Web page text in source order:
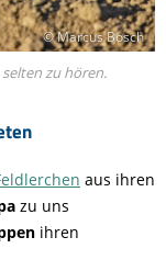
© Marcus Bosch
zu hören.
aus ihren
zu uns
ihren